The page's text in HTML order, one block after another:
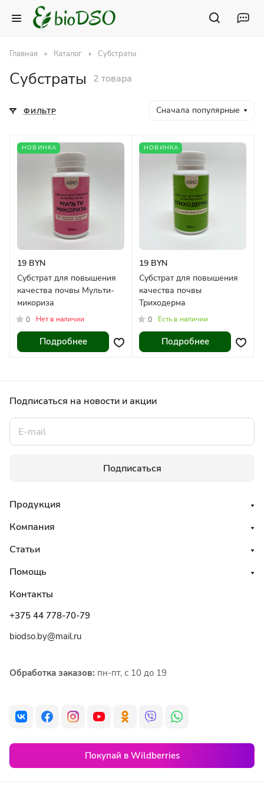
Главная Каталог Субстраты
Субстраты 2 товара
ФИЛЬТР Сначала популярные
НОВИНКА
19 BYN
Субстрат для повышения
качества почвы Мульти-
микориза
0 Нет в наличии
Подробнее
НОВИНКА
19 BYN
Субстрат для повышения
качества почвы
Триходерма
0 Есть в наличии
Подробнее
Подписаться на новости и акции
Подписаться
Продукция
Компания
Статьи
Помощь
Контакты
+375 44 778-70-79
biodso.by@mail.ru
Обработка заказов: пн-пт, с 10 до 19
Покупай в Wildberries